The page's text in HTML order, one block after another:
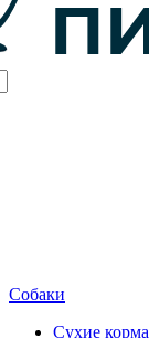
Собаки
Сухие корма